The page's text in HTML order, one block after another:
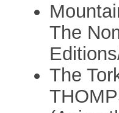
The
The